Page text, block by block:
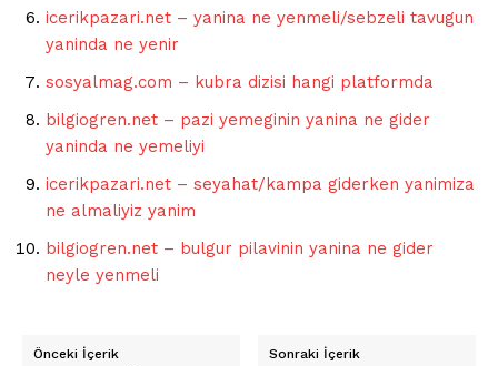
icerikpazari.net – yanina ne yenmeli/sebzeli tavugun
yaninda ne yenir
sosyalmag.com – kubra dizisi hangi platformda
bilgiogren.net – pazi yemeginin yanina ne gider
yaninda ne yemeliyi
icerikpazari.net – seyahat/kampa giderken yanimiza
ne almaliyiz yanim
bilgiogren.net – bulgur pilavinin yanina ne gider
neyle yenmeli
Önceki İçerik Sonraki İçerik